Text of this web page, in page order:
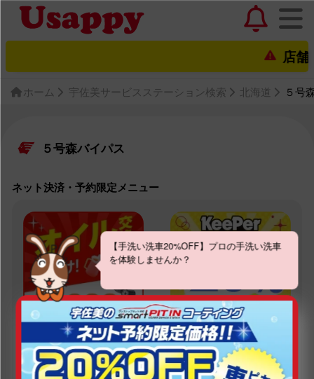
店舗営業
ホーム 宇佐美サービスステーション検索 北海道 ５号
５号森バイパス
ネット決済・予約限定メニュー
【手洗い洗車20%OFF】プロの手洗い洗車
を体験しませんか？